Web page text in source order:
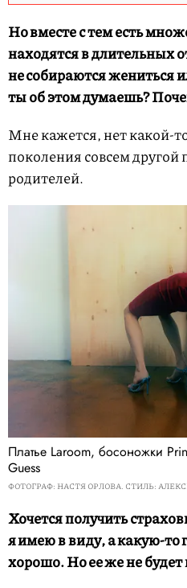
Но вместе с тем есть
находятся в длительных
не собираются жениться
ты об этом думаешь?
Мне кажется, нет какой-
поколения совсем другой
родителей.
Платье Laroom, босоножки
Guess
ФОТОГРАФ: НАСТЯ ОРЛОВА. СТИЛЬ:
Хочется получить
я имею в виду, а какую-то
хорошо. Но ее же не будет